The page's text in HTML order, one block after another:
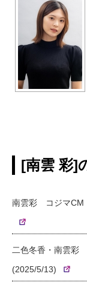
[南雲 彩]
南雲彩 コジマCM
二色冬香・南雲彩
(2025/5/13)